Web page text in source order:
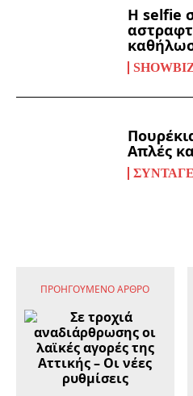
Η selfie
Απλές
ΠΡΟΗΓΟΎΜΕΝΟ ΆΡΘΡΟ